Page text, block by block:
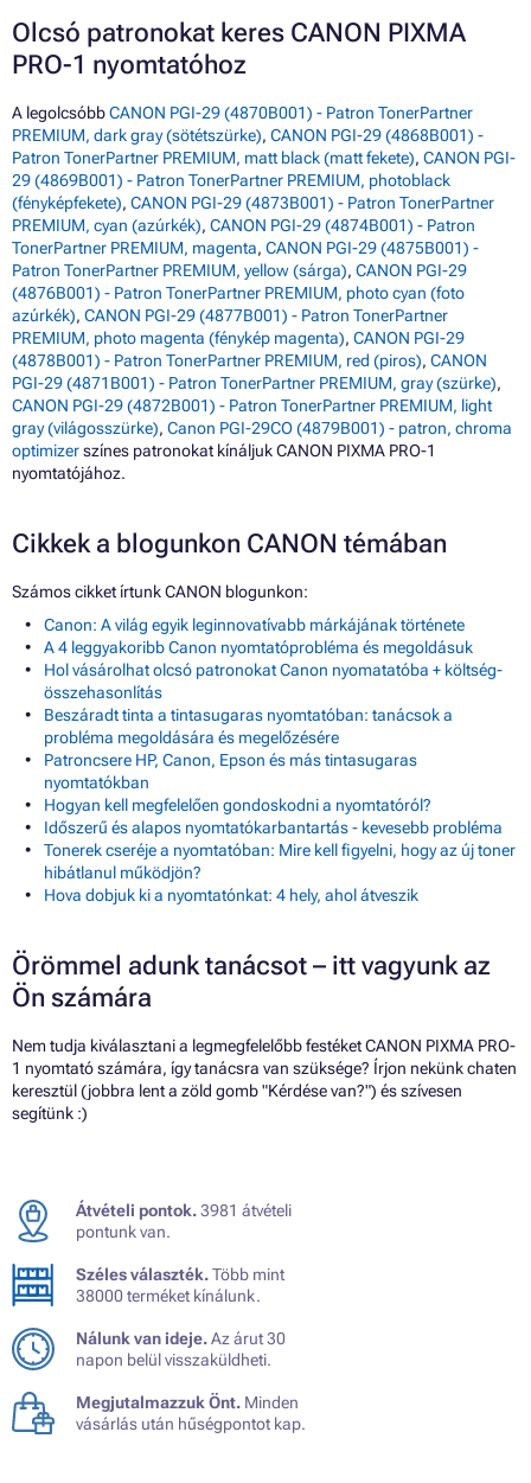
Olcsó patronokat keres CANON PIXMA
PRO-1 nyomtatóhoz
A legolcsóbbCANON PGI-29 (4870B001) - Patron TonerPartner
PREMIUM, dark gray (sötétszürke), CANON PGI-29 (4868B001) -
Patron TonerPartner PREMIUM, matt black (matt fekete), CANON PGI-
29 (4869B001) - Patron TonerPartner PREMIUM, photoblack
(fényképfekete), CANON PGI-29 (4873B001) - Patron TonerPartner
PREMIUM, cyan (azúrkék), CANON PGI-29 (4874B001) - Patron
TonerPartner PREMIUM, magenta, CANON PGI-29 (4875B001) -
Patron TonerPartner PREMIUM, yellow (sárga), CANON PGI-29
(4876B001) - Patron TonerPartner PREMIUM, photo cyan (foto
azúrkék), CANON PGI-29 (4877B001) - Patron TonerPartner
PREMIUM, photo magenta (fénykép magenta), CANON PGI-29
(4878B001) - Patron TonerPartner PREMIUM, red (piros), CANON
PGI-29 (4871B001) - Patron TonerPartner PREMIUM, gray (szürke),
CANON PGI-29 (4872B001) - Patron TonerPartner PREMIUM, light
gray (világosszürke), Canon PGI-29CO (4879B001) - patron, chroma
optimizerszínes patronokat kínáljuk CANON PIXMA PRO-1
nyomtatójához.
Cikkek a blogunkon CANON témában
Számos cikket írtunk CANON blogunkon:
Canon: A világ egyik leginnovatívabb márkájának története
A 4 leggyakoribb Canon nyomtatóprobléma és megoldásuk
Hol vásárolhat olcsó patronokat Canon nyomatatóba + költség-
összehasonlítás
Beszáradt tinta a tintasugaras nyomtatóban: tanácsok a
probléma megoldására és megelőzésére
Patroncsere HP, Canon, Epson és más tintasugaras
nyomtatókban
Hogyan kell megfelelően gondoskodni a nyomtatóról?
Időszerű és alapos nyomtatókarbantartás - kevesebb probléma
Tonerek cseréje a nyomtatóban: Mire kell figyelni, hogy az új toner
hibátlanul működjön?
Hova dobjuk ki a nyomtatónkat: 4 hely, ahol átveszik
Örömmel adunk tanácsot – itt vagyunk az
Ön számára
Nem tudja kiválasztani a legmegfelelőbb festéket CANON PIXMA PRO-
1 nyomtató számára, így tanácsra van szüksége? Írjon nekünk chaten
keresztül (jobbra lent a zöld gomb "Kérdése van?") és szívesen
segítünk :)
Átvételi pontok.3981 átvételi
pontunk van.
Széles választék.Több mint
38000 terméket kínálunk.
Nálunk van ideje.Az árut 30
napon belül visszaküldheti.
Megjutalmazzuk Önt. Minden
vásárlás után hűségpontot kap.